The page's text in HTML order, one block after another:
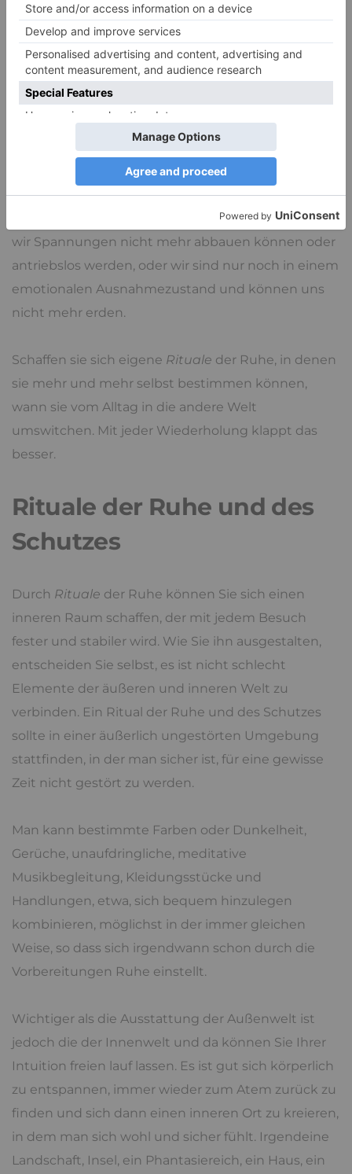
Alltag und außeralltäglichen Verschmelzungen, die
das Salz in der Suppe des Lebens sind. Diese
Erfahrungen füllen unseren emotionalen Tank mit
positiver Energie.
Traumatisierungen und lang anhaltender Stress
vermischen diese Bereiche, in für uns
unkontrollierbarer Weise oder sorgen dafür, dass wir
nur noch in einer der Welten unterwegs sind.
Entweder fallen die Verschmelzungen flach, so dass
wir Spannungen nicht mehr abbauen können oder
antriebslos werden, oder wir sind nur noch in einem
emotionalen Ausnahmezustand und können uns
nicht mehr erden.
Schaffen sie sich eigene Rituale der Ruhe, in denen
sie mehr und mehr selbst bestimmen können,
wann sie vom Alltag in die andere Welt
umswitchen. Mit jeder Wiederholung klappt das
besser.
Rituale der Ruhe und des
Schutzes
Durch Rituale der Ruhe können Sie sich einen
inneren Raum schaffen, der mit jedem Besuch
fester und stabiler wird. Wie Sie ihn ausgestalten,
entscheiden Sie selbst, es ist nicht schlecht
Elemente der äußeren und inneren Welt zu
verbinden. Ein Ritual der Ruhe und des Schutzes
sollte in einer äußerlich ungestörten Umgebung
stattfinden, in der man sicher ist, für eine gewisse
Zeit nicht gestört zu werden.
Man kann bestimmte Farben oder Dunkelheit,
Gerüche, unaufdringliche, meditative
Musikbegleitung, Kleidungsstücke und
Handlungen, etwa, sich bequem hinzulegen
kombinieren, möglichst in der immer gleichen
Weise, so dass sich irgendwann schon durch die
Vorbereitungen Ruhe einstellt.
Wichtiger als die Ausstattung der Außenwelt ist
jedoch die der Innenwelt und da können Sie Ihrer
Intuition freien lauf lassen. Es ist gut sich körperlich
zu entspannen, immer wieder zum Atem zurück zu
finden und sich dann einen inneren Ort zu kreieren,
in dem man sich wohl und sicher fühlt. Irgendeine
Landschaft, Insel, ein Phantasiereich, ein Haus, ein